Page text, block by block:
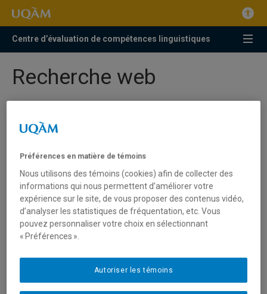
Centre d’évaluation de compétences linguistiques
Recherche web
Centre d'examen agréé
Préférences en matière de témoins
Nous utilisons des témoins (cookies) afin de collecter des
informations qui nous permettent d’améliorer votre
expérience sur le site, de vous proposer des contenus vidéo,
d’analyser les statistiques de fréquentation, etc. Vous
pouvez personnaliser votre choix en sélectionnant
« Préférences ».
Autoriser les témoins